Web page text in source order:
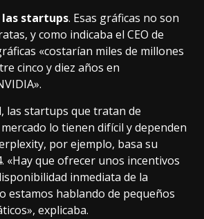
las startups. Esas gráficas no son
y como indicaba el CEO de
«costarían miles de millones
cinco y diez años en
las startups que tratan de
lo tienen difícil y dependen
por ejemplo, basa su
«Hay que ofrecer unos incentivos
inmediata de la
estamos hablando de pequeños
explicaba.